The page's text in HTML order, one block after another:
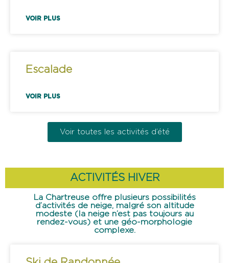
VOIR PLUS
Escalade
VOIR PLUS
Voir toutes les activités d’été
ACTIVITÉS HIVER
La Chartreuse offre plusieurs possibilités
d’activités de neige, malgré son altitude
modeste (la neige n’est pas toujours au
rendez-vous) et une géo-morphologie
complexe.